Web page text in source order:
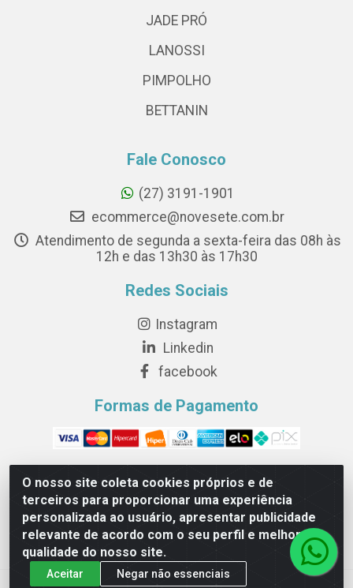
O nosso site coleta cookies próprios e de
terceiros para proporcionar uma experiência
personalizada ao usuário, apresentar publicidade
relevante de acordo com o seu perfil e melhorar a
qualidade do nosso site.
Aceitar Negar não essenciais
JADE PRÓ
LANOSSI
PIMPOLHO
BETTANIN
Fale Conosco
(27) 3191-1901
ecommerce@novesete.com.br
Atendimento de segunda a sexta-feira das 08h às
12h e das 13h30 às 17h30
Redes Sociais
Instagram
Linkedin
facebook
Formas de Pagamento
Novesete Distribuidora LTDA - Avenida Setecentos, S/N,
Terminal Intermodal da Serra, Serra/ES - CEP 29161-414 -
CNPJ 29.479.604/0001-44